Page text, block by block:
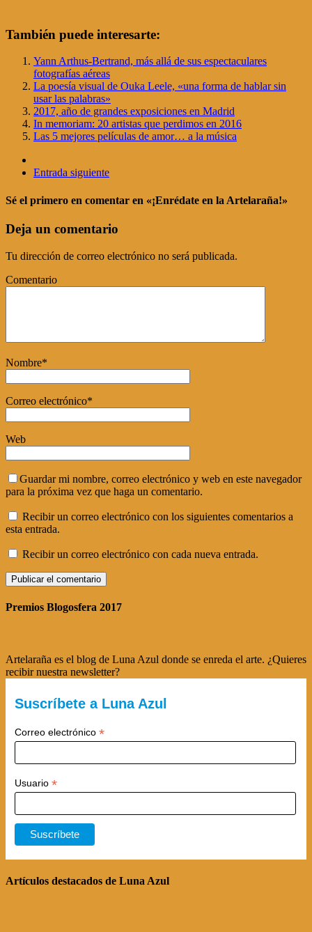
También puede interesarte:
Yann Arthus-Bertrand, más allá de sus espectaculares
fotografías aéreas
La poesía visual de Ouka Leele, «una forma de hablar sin
usar las palabras»
2017, año de grandes exposiciones en Madrid
In memoriam: 20 artistas que perdimos en 2016
Las 5 mejores películas de amor… a la música
Entrada siguiente
Sé el primero en comentar en «¡Enrédate en la Artelaraña!»
Deja un comentario
Tu dirección de correo electrónico no será publicada.
Comentario
Nombre*
Correo electrónico*
Web
Guardar mi nombre, correo electrónico y web en este navegador
para la próxima vez que haga un comentario.
Recibir un correo electrónico con los siguientes comentarios a
esta entrada.
Recibir un correo electrónico con cada nueva entrada.
Premios Blogosfera 2017
Artelaraña es el blog de Luna Azul donde se enreda el arte. ¿Quieres
recibir nuestra newsletter?
Suscríbete a Luna Azul
Correo electrónico *
Usuario *
Artículos destacados de Luna Azul